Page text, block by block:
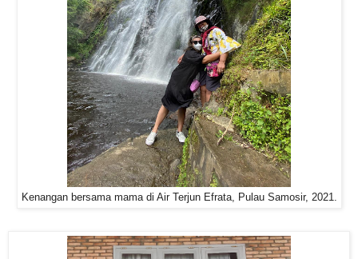
Kenangan bersama mama di Air Terjun Efrata, Pulau Samosir, 2021.